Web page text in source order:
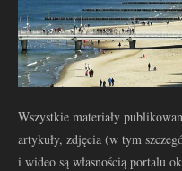
Wszystkie materiały
artykuły, zdjęcia (w tym
i wideo są własnością portalu